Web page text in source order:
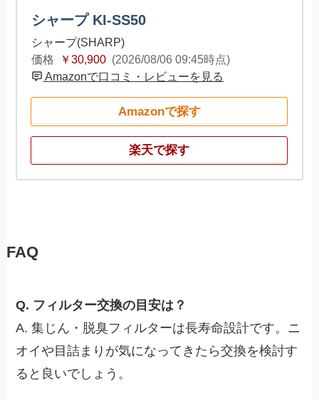
シャープ KI-SS50
シャープ(SHARP)
価格
￥30,900 (2026/08/06 09:45時点)
Amazonで口コミ・レビューを見る
Amazonで探す
楽天で探す
FAQ
Q. フィルター交換の目安は？
A. 集じん・脱臭フィルターは長寿命設計です。ニ
オイや目詰まりが気になってきたら交換を検討す
ると良いでしょう。